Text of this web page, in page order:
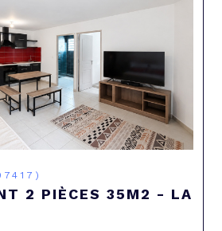
Saint-Pierre (97410)
VILLA 4 PIÈCES AVEC